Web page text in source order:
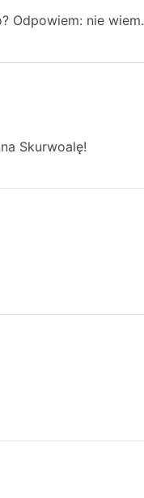
Odpowiem: nie wiem.
Skurwoalę!